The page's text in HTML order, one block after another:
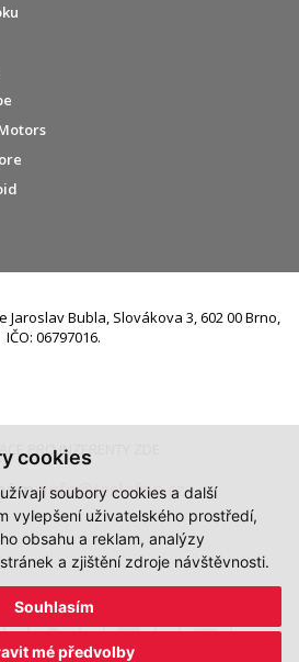
cookies
soubory cookies a další
vylepšení uživatelského prostředí,
obsahu a reklam, analýzy
a zjištění zdroje návštěvnosti.
Souhlasím
mé předvolby
Bubla, Slovákova 3, 602 00 Brno,
IČO: 06797016.
PRO INZERENTY ZDE
info@teslafan.cz